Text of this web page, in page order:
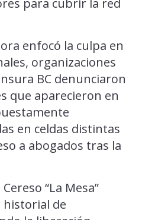
enfocó la culpa en
organizaciones
BC denunciaron
que aparecieron en
en celdas distintas
a abogados tras la
“La Mesa”
historial de